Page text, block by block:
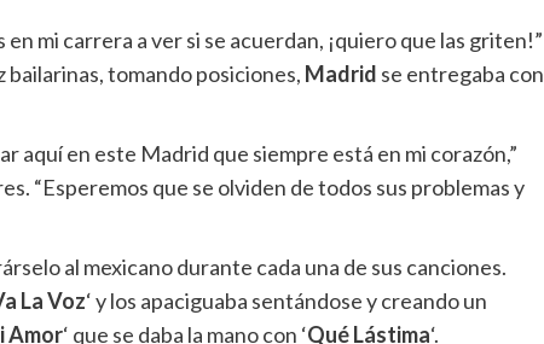
mi carrera a ver si se acuerdan, ¡quiero que las griten!”
bailarinas, tomando posiciones, Madrid se entregaba con
aquí en este Madrid que siempre está en mi corazón,”
“Esperemos que se olviden de todos sus problemas y
al mexicano durante cada una de sus canciones.
La Voz‘ y los apaciguaba sentándose y creando un
Amor‘ que se daba la mano con ‘Qué Lástima‘.